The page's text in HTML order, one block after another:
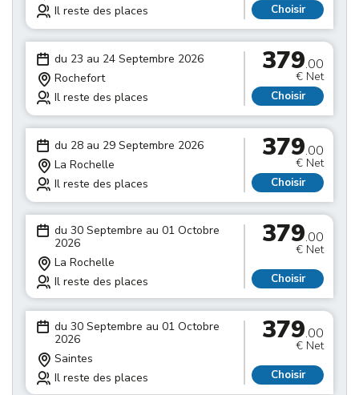
Il reste des places
Choisir
du 23 au 24 Septembre 2026
Rochefort
Il reste des places
379.00
€ Net
Choisir
du 28 au 29 Septembre 2026
La Rochelle
Il reste des places
379.00
€ Net
Choisir
du 30 Septembre au 01 Octobre
2026
La Rochelle
Il reste des places
379.00
€ Net
Choisir
du 30 Septembre au 01 Octobre
2026
Saintes
Il reste des places
379.00
€ Net
Choisir